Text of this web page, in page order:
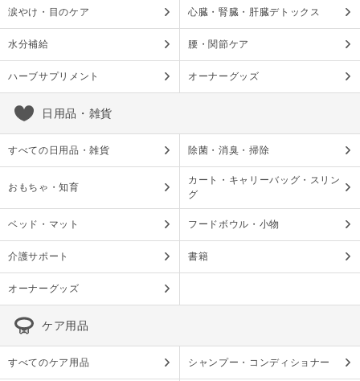
涙やけ・目のケア 心臓・腎臓・肝臓デトックス
水分補給 腰・関節ケア
ハーブサプリメント オーナーグッズ
日用品・雑貨
すべての日用品・雑貨 除菌・消臭・掃除
おもちゃ・知育
カート・キャリーバッグ・スリン
グ
ベッド・マット フードボウル・小物
介護サポート 書籍
オーナーグッズ
ケア用品
すべてのケア用品 シャンプー・コンディショナー